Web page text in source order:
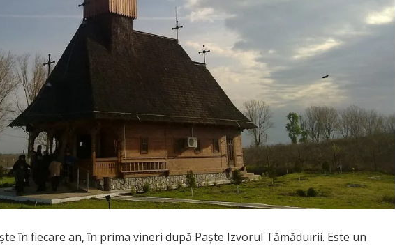
în fiecare an, în prima vineri după Paşte Izvorul Tămăduirii. Este un